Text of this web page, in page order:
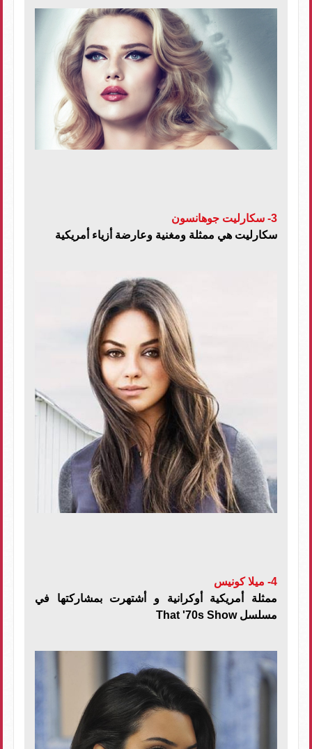
3- سكارليت جوهانسون
سكارليت هي ممثلة ومغنية وعارضة أزياء أمريكية
4- ميلا كونيس
ممثلة أمريكية أوكرانية و أشتهرت بمشاركتها في
مسلسلThat '70s Show